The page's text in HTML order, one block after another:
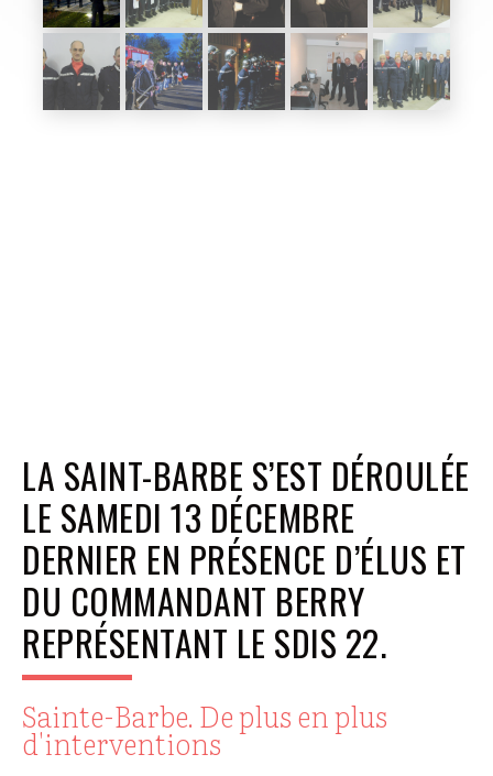
LA SAINT-BARBE S’EST DÉROULÉE
LE SAMEDI 13 DÉCEMBRE
DERNIER EN PRÉSENCE D’ÉLUS ET
DU COMMANDANT BERRY
REPRÉSENTANT LE SDIS 22.
Sainte-Barbe. De plus en plus
d'interventions